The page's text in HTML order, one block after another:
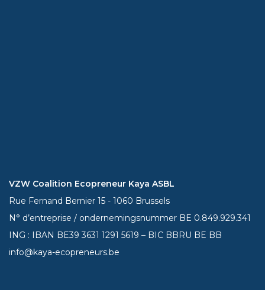
VZW Coalition Ecopreneur Kaya ASBL
Rue Fernand Bernier 15 - 1060 Brussels
N° d’entreprise / ondernemingsnummer BE 0.849.929.341
ING : IBAN BE393631 1291 5619 – BIC BBRU BE BB
info@kaya-ecopreneurs.be